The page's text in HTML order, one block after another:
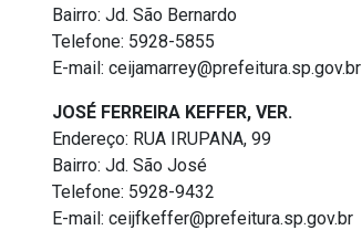
Bairro: Jd. São Bernardo
Telefone: 5928-5855
E-mail: ceijamarrey@prefeitura.sp.gov.br
JOSÉ FERREIRA KEFFER, VER.
Endereço: RUA IRUPANA, 99
Bairro: Jd. São José
Telefone: 5928-9432
E-mail: ceijfkeffer@prefeitura.sp.gov.br